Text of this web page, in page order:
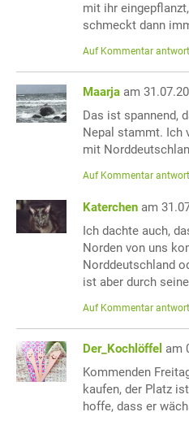
mit ihr
schmeckt dann
Auf Kommentar
Maarja am
Das ist spannend,
Nepal stammt. Ich
mit
Auf Kommentar
Katerchen am
Ich dachte auch,
Norden von uns
Norddeutschland
ist aber durch
Auf Kommentar
Der_Kochlöffel am
Kommenden
kaufen, der Platz
hoffe, dass er